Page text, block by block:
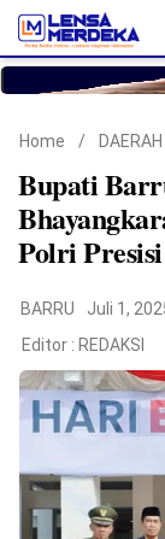
Lensa
Merdeka
Home / DAERAH
Bupati
Polri Presisi
BARRU
Juli 1,
Editor : REDAKSI